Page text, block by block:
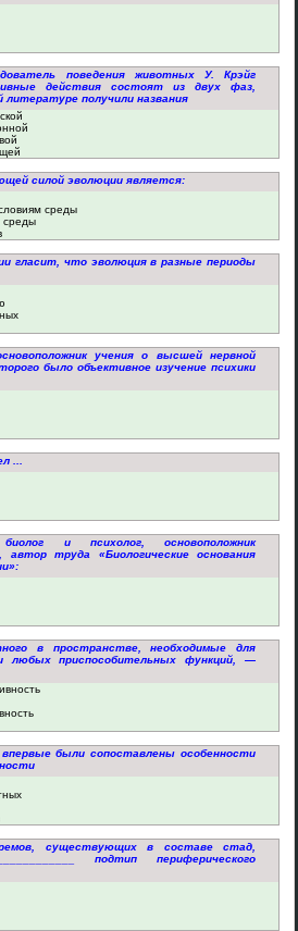
поведения животных У. Крэйг
действия состоят из двух фаз,
литературе получили названия
силой эволюции является:
среды
среды
гласит, что эволюция в разные периоды
учения о высшей нервной
было объективное изучение психики
...
и психолог, основоположник
автор труда «Биологические основания
в пространстве, необходимые для
любых приспособительных функций, —
были сопоставлены особенности
существующих в составе стад,
подтип периферического